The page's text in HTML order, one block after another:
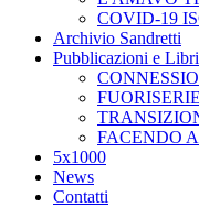
COVID-19
Archivio Sandretti
Pubblicazioni e Libri
FUORISERIE
FACENDO
5x1000
News
Contatti